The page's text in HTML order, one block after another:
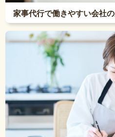
家事代行で働きやすい会社